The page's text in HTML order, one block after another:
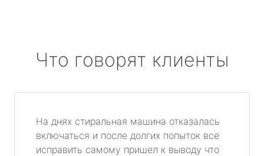
Что говорят клиенты
На днях стиральная машина отказалась
включаться и после долгих попыток все
исправить самому пришел к выводу что